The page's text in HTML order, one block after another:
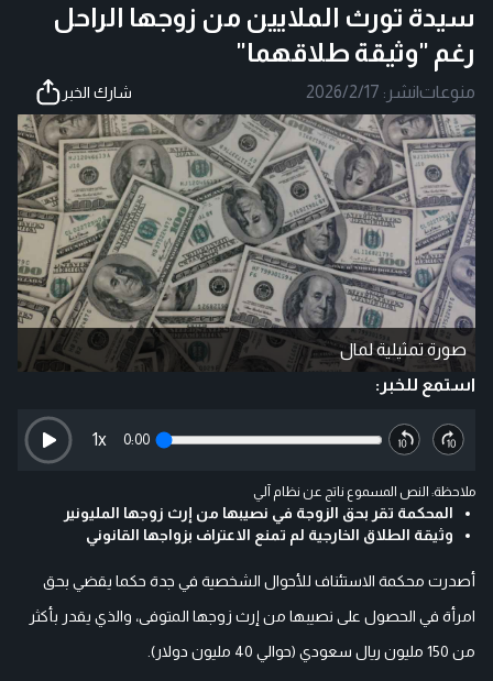
سيدة تورث الملايين من زوجها الراحل
رغم "وثيقة طلاقهما"
منوعات|نشر: 2026/2/17 شارك الخبر
صورة تمثيلية لمال
استمع للخبر:
0:00
1x
ملاحظة: النص المسموع ناتج عن نظام آلي
المحكمة تقر بحق الزوجة في نصيبها من إرث زوجها المليونير
وثيقة الطلاق الخارجية لم تمنع الاعتراف بزواجها القانوني
أصدرت محكمة الاستئناف للأحوال الشخصية في جدة حكما يقضي بحق
امرأة في الحصول على نصيبها من إرث زوجها المتوفى، والذي يقدر بأكثر
من 150 مليون ريال سعودي (حوالي 40 مليون دولار).